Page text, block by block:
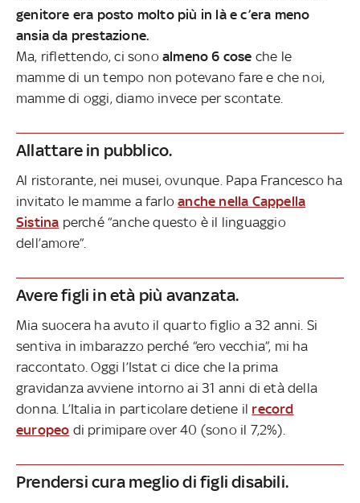
genitore era posto molto più in là e c’era meno
ansia da prestazione.
Ma, riflettendo, ci sono almeno 6 cose che le
mamme di un tempo non potevano fare e che noi,
mamme di oggi, diamo invece per scontate.
Allattare in pubblico.
Al ristorante, nei musei, ovunque. Papa Francesco ha
invitato le mamme a farloanche nella Cappella
Sistina perché “anche questo è il linguaggio
dell’amore”.
Avere figli in età più avanzata.
Mia suocera ha avuto il quarto figlio a 32 anni. Si
sentiva in imbarazzo perché “ero vecchia”, mi ha
raccontato. Oggi l’Istat ci dice che la prima
gravidanza avviene intorno ai 31 anni di età della
donna. L’Italia in particolare detiene il record
europeo di primipare over 40 (sono il 7,2%).
Prendersi cura meglio di figli disabili.